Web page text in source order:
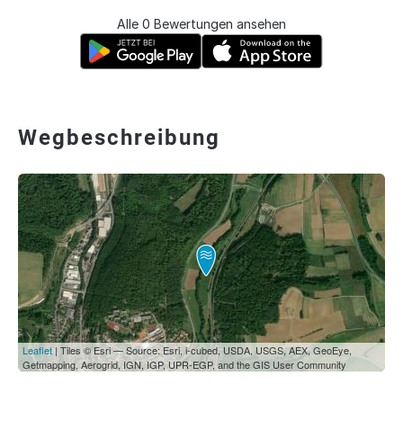
Alle 0 Bewertungen ansehen
Wegbeschreibung
Leaflet| Tiles © Esri — Source: Esri, i-cubed, USDA, USGS, AEX, GeoEye,
Getmapping, Aerogrid, IGN, IGP, UPR-EGP, and the GIS User Community